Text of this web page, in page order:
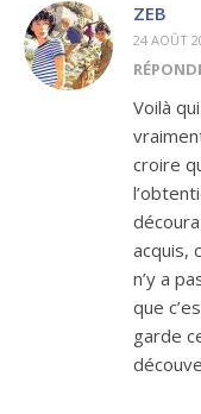
ZEB
24 AOÛT
Voilà
croire
acquis,
n’y a
que
garde